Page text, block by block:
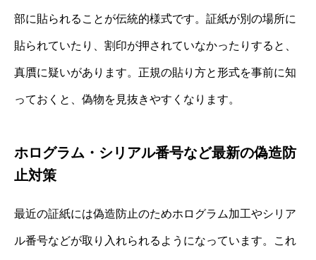
部に貼られることが伝統的様式です。証紙が別の場所に
貼られていたり、割印が押されていなかったりすると、
真贋に疑いがあります。正規の貼り方と形式を事前に知
っておくと、偽物を見抜きやすくなります。
ホログラム・シリアル番号など最新の偽造防
止対策
最近の証紙には偽造防止のためホログラム加工やシリア
ル番号などが取り入れられるようになっています。これ